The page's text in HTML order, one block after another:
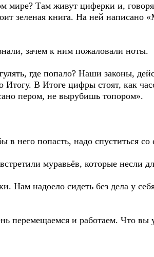
Там живут циферки и,
зеленая книга. На ней написано
зачем к ним пожаловали ноты.
где попало? Наши законы,
Итогу. В Итоге цифры стоят, как
пером, не вырубишь топором».
него попасть, надо спуститься со
муравьёв, которые несли
Нам надоело сидеть без дела у
перемещаемся и работаем. Что вы